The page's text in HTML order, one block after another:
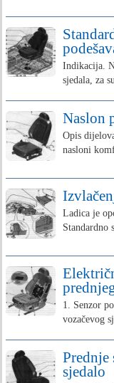
Indikacija.
sjedala, za
Naslon
Opis
nasloni
Ladica je
Standardno
1. Senzor
vozačevog
sjedalo